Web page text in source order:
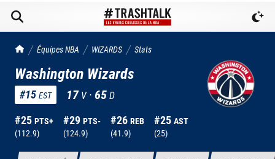
TrashTalk Actu NBA
Équipes NBA WIZARDS Stats
Washington Wizards
#15 EST 17 V ·65D
#25 PTS+
(112.9)
#29 PTS-
(124.9)
#26 REB
(41.9)
#25 AST
(25)